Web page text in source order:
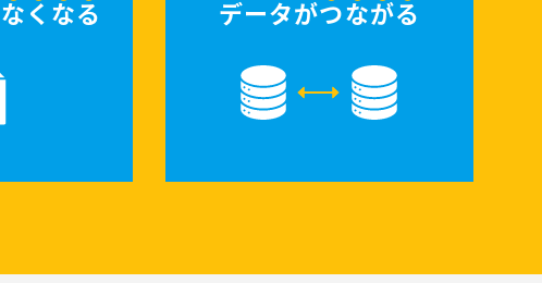
なくなる データがつながる